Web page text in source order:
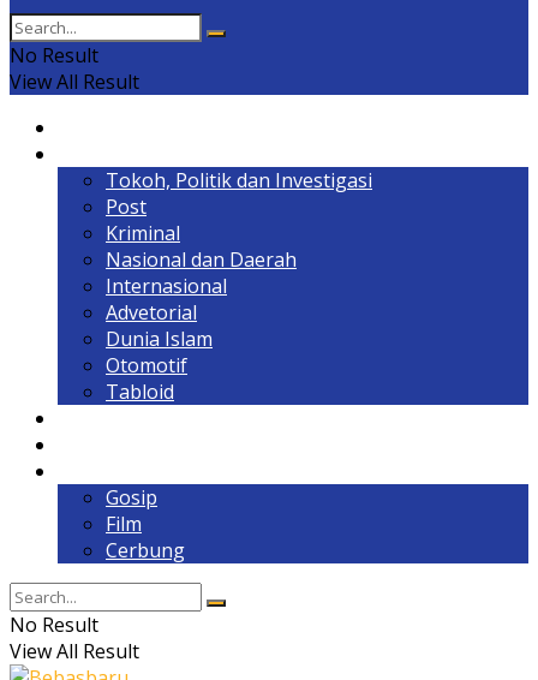
No Result
View All Result
Tokoh, Politik dan Investigasi
Post
Kriminal
Nasional dan Daerah
Internasional
Advetorial
Dunia Islam
Otomotif
Tabloid
Gosip
Film
Cerbung
No Result
View All Result